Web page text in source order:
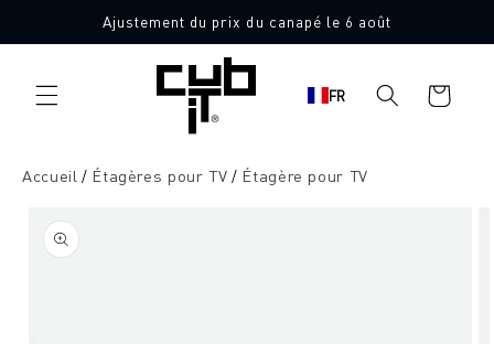
directement
au contenu
Ajustement du prix du canapé le 6 août
FR
Panier
d'achat
Accueil Étagères pour TV Étagère pour TV
l'information
sur le
produit